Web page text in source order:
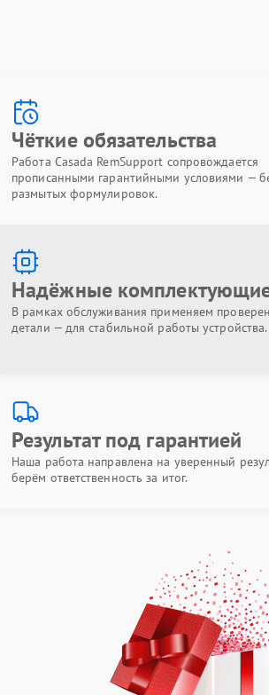
Чёткие обязательства
Работа Casada RemSupport сопровождается
прописанными гарантийными условиями —
размытых формулировок.
Надёжные
В рамках обслуживания применяем
детали — для стабильной работы устройства.
Результат под гарантией
Наша работа направлена на уверенный
берём ответственность за итог.